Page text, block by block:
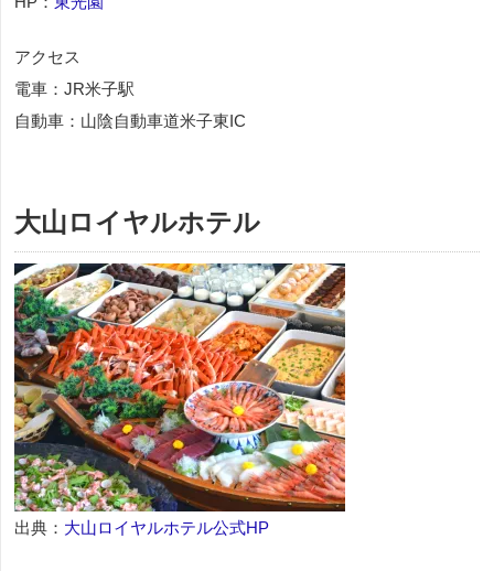
アクセス
電車：JR米子駅
自動車：山陰自動車道米子東IC
大山ロイヤルホテル
出典： 大山ロイヤルホテル公式HP